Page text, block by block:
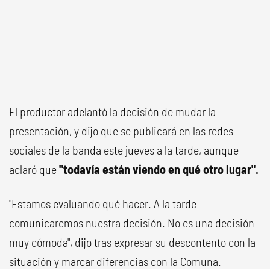
El productor adelantó la decisión de mudar la
presentación, y dijo que se publicará en las redes
sociales de la banda este jueves a la tarde, aunque
aclaró que"todavía están viendo en qué otro lugar".
"Estamos evaluando qué hacer. A la tarde
comunicaremos nuestra decisión. No es una decisión
muy cómoda", dijo tras expresar su descontento con la
situación y marcar diferencias con la Comuna.